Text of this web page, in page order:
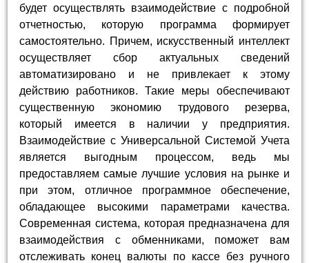
будет осуществлять взаимодействие с подробной
отчетностью, которую программа формирует
самостоятельно. Причем, искусственный интеллект
осуществляет сбор актуальных сведений
автоматизировано и не привлекает к этому
действию работников. Такие меры обеспечивают
существенную экономию трудового резерва,
который имеется в наличии у предприятия.
Взаимодействие с Универсальной Системой Учета
является выгодным процессом, ведь мы
предоставляем самые лучшие условия на рынке и
при этом, отличное программное обеспечение,
обладающее высокими параметрами качества.
Современная система, которая предназначена для
взаимодействия с обменниками, поможет вам
отслеживать конец валюты по кассе без ручного